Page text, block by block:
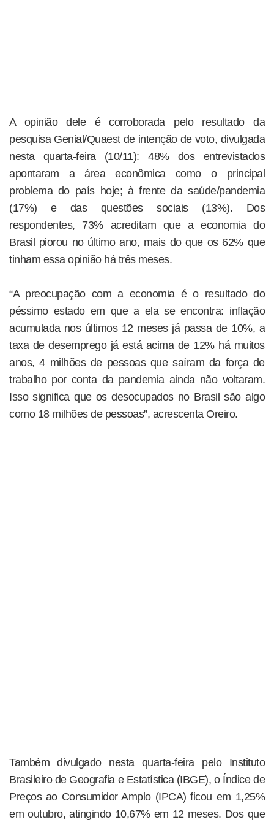
A opinião dele é corroborada pelo resultado da
pesquisa Genial/Quaest de intenção de voto, divulgada
nesta quarta-feira (10/11): 48% dos entrevistados
apontaram a área econômica como o principal
problema do país hoje; à frente da saúde/pandemia
(17%) e das questões sociais (13%). Dos
respondentes, 73% acreditam que a economia do
Brasil piorou no último ano, mais do que os 62% que
tinham essa opinião há três meses.
“A preocupação com a economia é o resultado do
péssimo estado em que a ela se encontra: inflação
acumulada nos últimos 12 meses já passa de 10%, a
taxa de desemprego já está acima de 12% há muitos
anos, 4 milhões de pessoas que saíram da força de
trabalho por conta da pandemia ainda não voltaram.
Isso significa que os desocupados no Brasil são algo
como 18 milhões de pessoas”, acrescenta Oreiro.
Também divulgado nesta quarta-feira pelo Instituto
Brasileiro de Geografia e Estatística (IBGE), o Índice de
Preços ao Consumidor Amplo (IPCA) ficou em 1,25%
em outubro, atingindo 10,67% em 12 meses. Dos que